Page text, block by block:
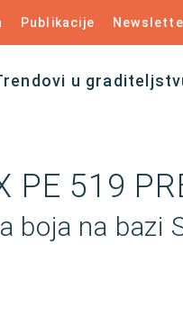
Publikacije
u
PE 519
boja na bazi